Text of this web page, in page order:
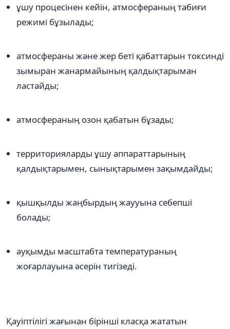
ұшу процесінен кейін, атмосфераның табиғи
режимі бұзылады;
атмосфераны және жер беті қабаттарын токсинді
зымыран жанармайының қалдықтарыман
ластайды;
атмосфераның озон қабатын бұзады;
территорияларды ұшу аппараттарының
қалдықтарымен, сынықтарымен зақымдайды;
қышқылды жаңбырдың жаууына себепші
болады;
ауқымды масштабта температураның
жоғарлауына әсерін тигізеді.
Қауіптілігі жағынан бірінші класқа жататын